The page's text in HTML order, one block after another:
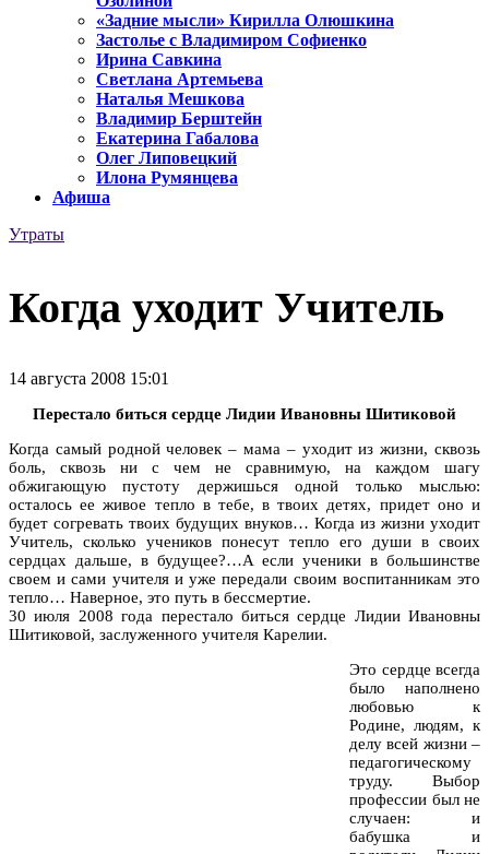
«Задние мысли» Кирилла Олюшкина
Застолье с Владимиром Софиенко
Ирина Савкина
Светлана Артемьева
Наталья Мешкова
Владимир Берштейн
Екатерина Габалова
Олег Липовецкий
Илона Румянцева
Афиша
Утраты
Когда уходит Учитель
14 августа 2008 15:01
Перестало биться сердце Лидии Ивановны Шитиковой
Когда самый родной человек – мама – уходит из жизни, сквозь
боль, сквозь ни с чем не сравнимую, на каждом шагу
обжигающую пустоту держишься одной только мыслью:
осталось ее живое тепло в тебе, в твоих детях, придет оно и
будет согревать твоих будущих внуков… Когда из жизни уходит
Учитель, сколько учеников понесут тепло его души в своих
сердцах дальше, в будущее?…А если ученики в большинстве
своем и сами учителя и уже передали своим воспитанникам это
тепло… Наверное, это путь в бессмертие.
30 июля 2008 года перестало биться сердце Лидии Ивановны
Шитиковой, заслуженного учителя Карелии.
Это сердце всегда
было наполнено
любовью к
Родине, людям, к
делу всей жизни –
педагогическому
труду. Выбор
профессии был не
случаен: и
бабушка и